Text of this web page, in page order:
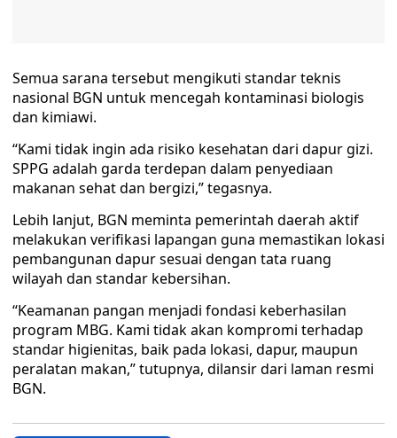
Semua sarana tersebut mengikuti standar teknis
nasional BGN untuk mencegah kontaminasi biologis
dan kimiawi.
“Kami tidak ingin ada risiko kesehatan dari dapur gizi.
SPPG adalah garda terdepan dalam penyediaan
makanan sehat dan bergizi,” tegasnya.
Lebih lanjut, BGN meminta pemerintah daerah aktif
melakukan verifikasi lapangan guna memastikan lokasi
pembangunan dapur sesuai dengan tata ruang
wilayah dan standar kebersihan.
“Keamanan pangan menjadi fondasi keberhasilan
program MBG. Kami tidak akan kompromi terhadap
standar higienitas, baik pada lokasi, dapur, maupun
peralatan makan,” tutupnya, dilansir dari laman resmi
BGN.